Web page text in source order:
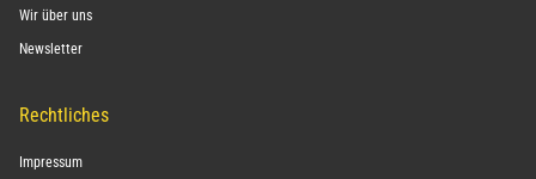
Wir über uns
Newsletter
Rechtliches
Impressum